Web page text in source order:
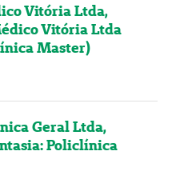
Vitória Ltda,
Vitória Ltda
Master)
Geral Ltda,
Policlínica